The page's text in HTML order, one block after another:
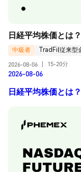
日経平均株価とは
中級者
TradFi(従来型
2026-08-06
15-20分
2026-08-06
日経平均株価とは